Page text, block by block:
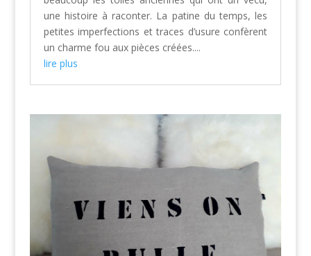
une histoire à raconter. La patine du temps, les
petites imperfections et traces d’usure confèrent
un charme fou aux pièces créées....
lire plus